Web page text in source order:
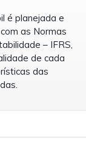
é planejada e
as Normas
– IFRS,
de cada
das